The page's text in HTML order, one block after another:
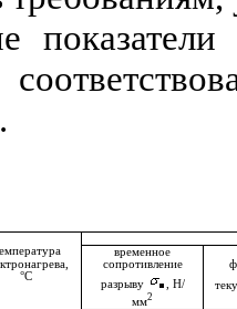
временное
,
°С
сопротивление
разрыву
, Н/
мм2